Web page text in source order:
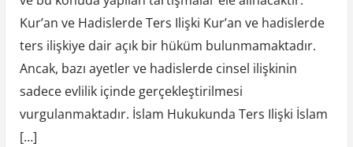
Kur’an ve Hadislerde Ters Ilişki Kur’an ve hadislerde
ters ilişkiye dair açık bir hüküm bulunmamaktadır.
Ancak, bazı ayetler ve hadislerde cinsel ilişkinin
sadece evlilik içinde gerçekleştirilmesi
vurgulanmaktadır. İslam Hukukunda Ters Ilişki İslam
[…]